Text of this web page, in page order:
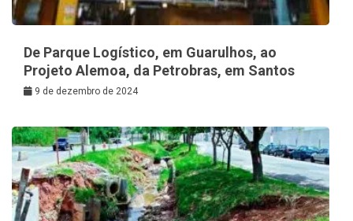
De Parque Logístico, em Guarulhos, ao
Projeto Alemoa, da Petrobras, em Santos
9 de dezembro de 2024